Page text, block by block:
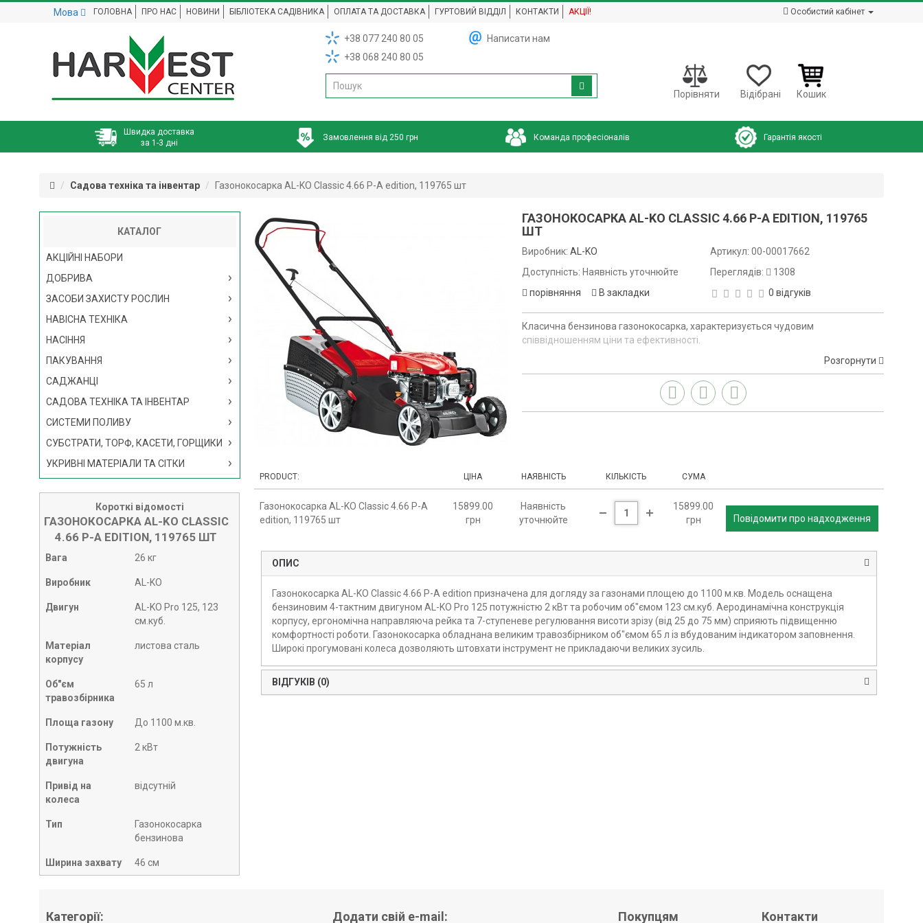
Мова ГОЛОВНА ПРО НАС НОВИНИ БІБЛІОТЕКА САДІВНИКА ОПЛАТА ТА ДОСТАВКА ГУРТОВИЙ ВІДДІЛ КОНТАКТИ АКЦІЇ! Особистий кабінет
+38 077 240 80 05
+38 068 240 80 05
Написати нам
Порівняти Відібрані Кошик
Швидка доставка
за 1-3 дні
Замовлення від 250 грн Команда професіоналів Гарантія якості
Садова техніка та інвентар Газонокосарка AL-KO Classic 4.66 P-A edition, 119765 шт
КАТАЛОГ
АКЦІЙНІ НАБОРИ
ДОБРИВА
ЗАСОБИ ЗАХИСТУ РОСЛИН
НАВІСНА ТЕХНІКА
НАСІННЯ
ПАКУВАННЯ
САДЖАНЦІ
САДОВА ТЕХНІКА ТА ІНВЕНТАР
СИСТЕМИ ПОЛИВУ
СУБСТРАТИ, ТОРФ, КАСЕТИ, ГОРЩИКИ
УКРИВНІ МАТЕРІАЛИ ТА СІТКИ
Короткі відомості
ГАЗОНОКОСАРКА AL-KO CLASSIC
4.66 P-A EDITION, 119765 ШТ
Вага 26 кг
Виробник AL-KO
Двигун
AL-KO Pro 125, 123
см.куб.
Матеріал
корпусу
листова сталь
Об"єм
травозбірника
65 л
Площа газону До 1100 м.кв.
Потужність
двигуна
2 кВт
Привід на
колеса
відсутній
Тип
Газонокосарка
бензинова
Ширина захвату 46 см
ГАЗОНОКОСАРКА AL-KO CLASSIC 4.66 P-A EDITION, 119765
ШТ
Виробник:AL-KO
Доступність: Наявність уточнюйте
порівняння
В закладки
Артикул: 00-00017662
Переглядів:
1308
0 відгуків
Класична бензинова газонокосарка, характеризується чудовим
співвідношенням ціни та ефективності.
Розгорнути
PRODUCT: ЦІНА НАЯВНІСТЬ КІЛЬКІСТЬ СУМА
Газонокосарка AL-KO Classic 4.66 P-A
edition, 119765 шт
15899.00
грн
Наявність
уточнюйте
15899.00
грн
Повідомити про надходження
ОПИС
Газонокосарка AL-KO Classic 4.66 P-A edition призначена для догляду за газонами площею до 1100 м.кв. Модель оснащена
бензиновим 4-тактним двигуном AL-KO Pro 125 потужністю 2 кВт та робочим об"ємом 123 см.куб. Аеродинамічна конструкція
корпусу, ергономічна направляюча рейка та 7-ступеневе регулювання висоти зрізу (від 25 до 75 мм) сприяють підвищенню
комфортності роботи. Газонокосарка обладнана великим травозбірником об"ємом 65 л із вбудованим індикатором заповнення.
Широкі прогумовані колеса дозволяють штовхати інструмент не прикладаючи великих зусиль.
ВІДГУКІВ (0)
Категорії: Додати свій e-mail: Покупцям Контакти